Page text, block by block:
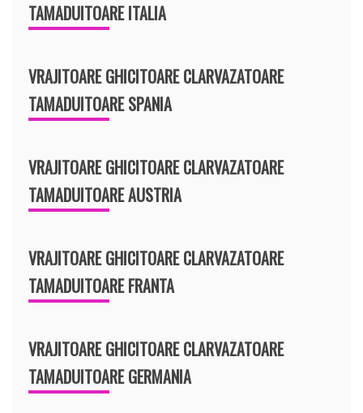
TAMADUITOARE ITALIA
VRAJITOARE GHICITOARE CLARVAZATOARE
TAMADUITOARE SPANIA
VRAJITOARE GHICITOARE CLARVAZATOARE
TAMADUITOARE AUSTRIA
VRAJITOARE GHICITOARE CLARVAZATOARE
TAMADUITOARE FRANTA
VRAJITOARE GHICITOARE CLARVAZATOARE
TAMADUITOARE GERMANIA